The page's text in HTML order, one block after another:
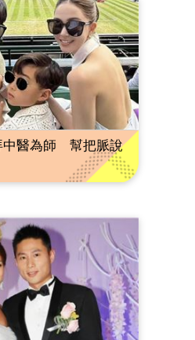
中醫為師 幫把脈說